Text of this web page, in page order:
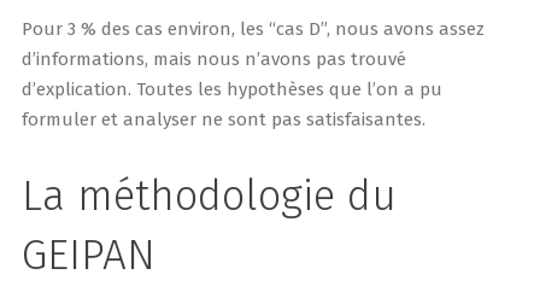
Pour 3 % des cas environ, les “cas D”, nous avons assez
d’informations, mais nous n’avons pas trouvé
d’explication. Toutes les hypothèses que l’on a pu
formuler et analyser ne sont pas satisfaisantes.
La méthodologie du
GEIPAN